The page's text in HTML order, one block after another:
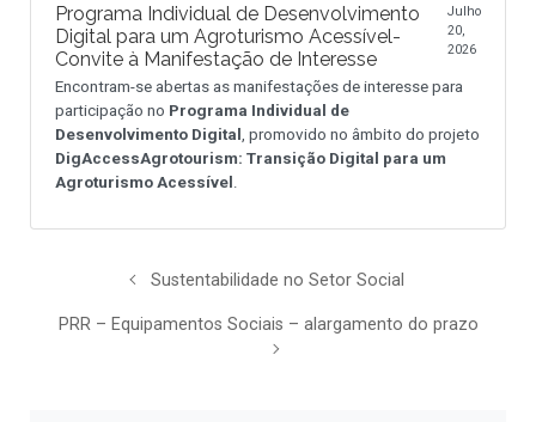
Programa Individual de Desenvolvimento
Digital para um Agroturismo Acessível-
Convite à Manifestação de Interesse
Julho
20,
2026
Encontram-se abertas as manifestações de interesse para
participação no Programa Individual de
Desenvolvimento Digital , promovido no âmbito do projeto
DigAccessAgrotourism: Transição Digital para um
Agroturismo Acessível
Sustentabilidade no Setor Social
PRR – Equipamentos Sociais – alargamento do prazo